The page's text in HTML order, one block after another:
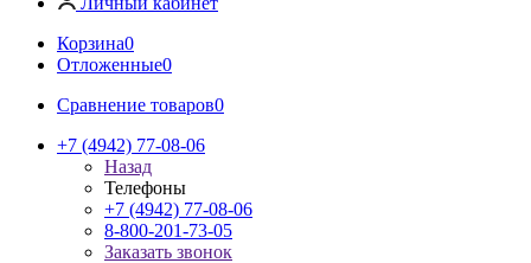
Корзина0
Отложенные0
Сравнение товаров0
+7 (4942) 77-08-06
Назад
Телефоны
+7 (4942) 77-08-06
8-800-201-73-05
Заказать звонок